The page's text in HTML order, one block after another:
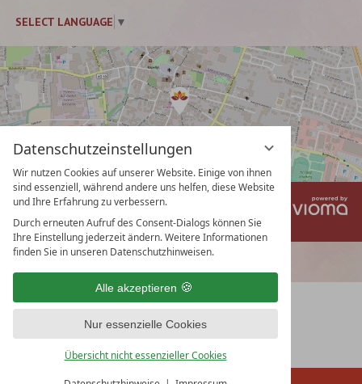
Datenschutzeinstellungen
Wir nutzen Cookies auf unserer Website. Einige von ihnen
sind essenziell, während andere uns helfen, diese Website
und Ihre Erfahrung zu verbessern.
Durch erneuten Aufruf des Consent-Dialogs können Sie
Ihre Einstellung jederzeit ändern. Weitere Informationen
finden Sie in unseren Datenschutzhinweisen.
Alle akzeptieren
Nur essenzielle Cookies
Übersicht nicht essenzieller Cookies
SELECT LANGUAGE ▼
Impressum
Datenschutz
Datenschutzeinstellungen
AGB